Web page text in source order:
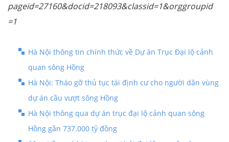
pageid=27160&docid=218093&classid=1&orggroupid
=1
Hà Nội thông tin chính thức về Dự án Trục Đại lộ cảnh
quan sông Hồng
Hà Nội: Tháo gỡ thủ tục tái định cư cho người dân vùng
dự án cầu vượt sông Hồng
Hà Nội thông qua dự án trục đại lộ cảnh quan sông
Hồng gần 737.000 tỷ đồng